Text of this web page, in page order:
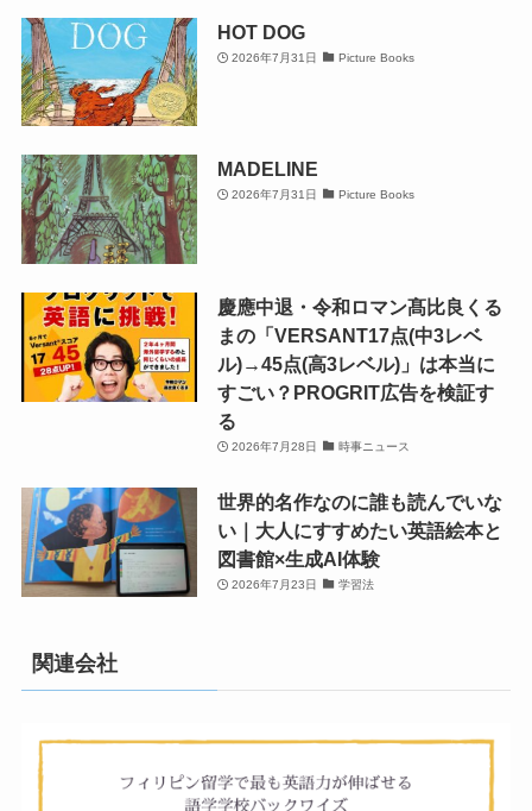
HOT DOG
2026年7月31日 Picture Books
MADELINE
2026年7月31日 Picture Books
慶應中退・令和ロマン髙比良くる
まの「VERSANT17点(中3レベ
ル)→45点(高3レベル)」は本当に
すごい？PROGRIT広告を検証す
る
2026年7月28日 時事ニュース
世界的名作なのに誰も読んでいな
い｜大人にすすめたい英語絵本と
図書館×生成AI体験
2026年7月23日 学習法
関連会社